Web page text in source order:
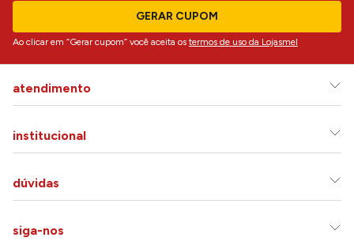
GERAR CUPOM
Ao clicar em “Gerar cupom” você aceita os termos de uso da Lojasmel
atendimento
institucional
dúvidas
siga-nos